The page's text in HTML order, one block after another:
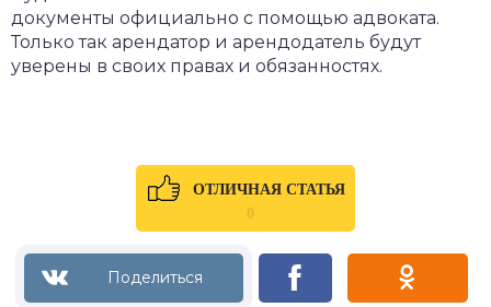
документы официально с помощью адвоката.
Только так арендатор и арендодатель будут
уверены в своих правах и обязанностях.
ОТЛИЧНАЯ СТАТЬЯ
0